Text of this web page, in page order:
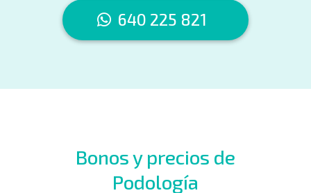
640 225 821
Bonos y precios de
Podología